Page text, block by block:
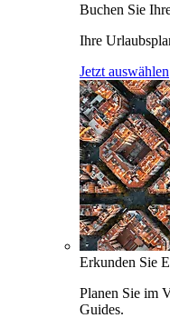
Buchen Sie
Ihre
Jetzt auswählen
Erkunden Sie
Planen Sie im
Guides.